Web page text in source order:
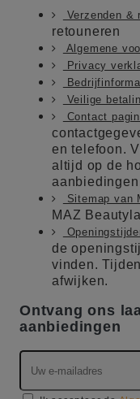
Verzenden &
retouneren
Algemene
Privacy
Veilige
Contact
en telefoon.
altijd op de
Sitemap van
MAZ
de
vinden.
afwijken.
Ontvang ons
aanbiedingen